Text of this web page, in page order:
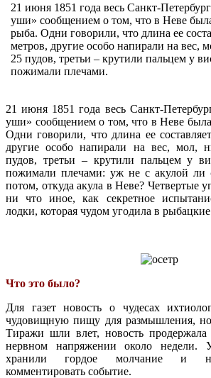
21 июня 1851 года весь Санкт-
уши» сообщением о том, что в Неве
рыба. Одни говорили, что длина ее
метров, другие особо напирали на вес,
25 пудов, третьи – крутили пальцем у
пожимали плечами.
21 июня 1851 года весь Санкт-
уши» сообщением о том, что в Неве
Одни говорили, что длина ее
другие особо напирали на вес, мол,
пудов, третьи – крутили пальцем у
пожимали плечами: уж не с акулой ли
потом, откуда акула в Неве? Четвертые
ни что иное, как секретное
лодки, которая чудом угодила в рыбацкие
Что это было?
Для газет новость о чудесах
чудовищную пищу для размышления,
Тиражи шли влет, новость
нервном напряжении около недели.
хранили гордое молчание и
комментировать событие.